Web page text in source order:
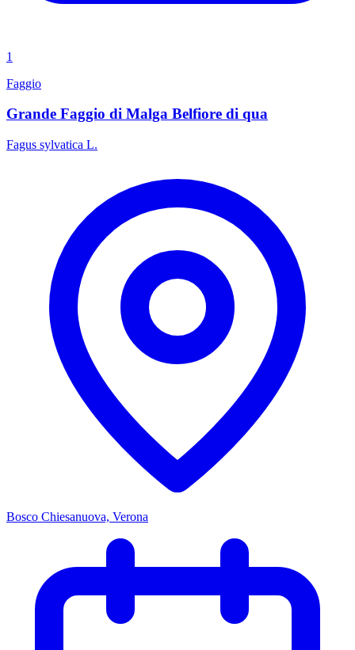
1
Faggio
Grande Faggio di Malga Belfiore di qua
Fagus sylvatica L.
Bosco Chiesanuova, Verona